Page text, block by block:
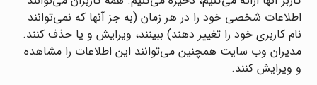
اطلاعات شخصی خود را در هر زمان (به جز آنها که نمی‌توانند
نام کاربری خود را تغییر دهند) ببینند، ویرایش و یا حذف کنند.
مدیران وب سایت همچنین می‌توانند این اطلاعات را مشاهده
و ویرایش کنند.